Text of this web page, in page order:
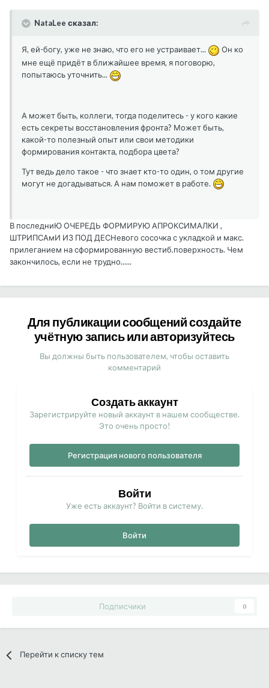
NataLee сказал:
Я, ей-богу, уже не знаю, что его не устраивает...
Он ко
мне ещё придёт в ближайшее время, я поговорю,
попытаюсь уточнить...
А может быть, коллеги, тогда поделитесь - у кого какие
есть секреты восстановления фронта? Может быть,
какой-то полезный опыт или свои методики
формирования контакта, подбора цвета?
Тут ведь дело такое - что знает кто-то один, о том другие
могут не догадываться. А нам поможет в работе.
В последниЮ ОЧЕРЕДЬ ФОРМИРУЮ АПРОКСИМАЛКИ ,
ШТРИПСАмИ ИЗ ПОД ДЕСНевого сосочка с укладкой и макс.
прилеганием на сформированную вестиб.поверхность. Чем
закончилось, если не трудно......
Для публикации сообщений создайте
учётную запись или авторизуйтесь
Вы должны быть пользователем, чтобы оставить
комментарий
Создать аккаунт
Зарегистрируйте новый аккаунт в нашем сообществе.
Это очень просто!
Регистрация нового пользователя
Войти
Уже есть аккаунт? Войти в систему.
Войти
Подписчики 0
Перейти к списку тем